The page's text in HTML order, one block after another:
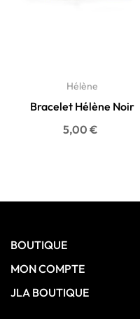
Hélène
Bracelet Hélène Noir
Prix
5,00 €
BOUTIQUE
MON COMPTE
JLA BOUTIQUE